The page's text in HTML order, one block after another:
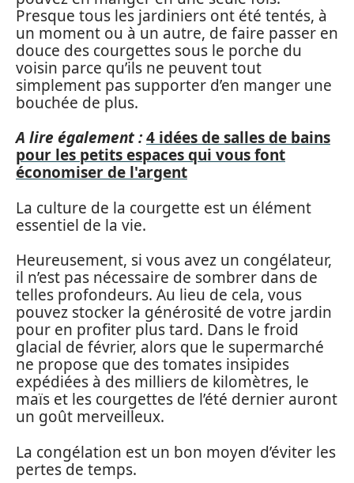
Presque tous les jardiniers ont été tentés, à
un moment ou à un autre, de faire passer en
douce des courgettes sous le porche du
voisin parce qu’ils ne peuvent tout
simplement pas supporter d’en manger une
bouchée de plus.
A lire également :4 idées de salles de bains
pour les petits espaces qui vous font
économiser de l'argent
La culture de la courgette est un élément
essentiel de la vie.
Heureusement, si vous avez un congélateur,
il n’est pas nécessaire de sombrer dans de
telles profondeurs. Au lieu de cela, vous
pouvez stocker la générosité de votre jardin
pour en profiter plus tard. Dans le froid
glacial de février, alors que le supermarché
ne propose que des tomates insipides
expédiées à des milliers de kilomètres, le
maïs et les courgettes de l’été dernier auront
un goût merveilleux.
La congélation est un bon moyen d’éviter les
pertes de temps.